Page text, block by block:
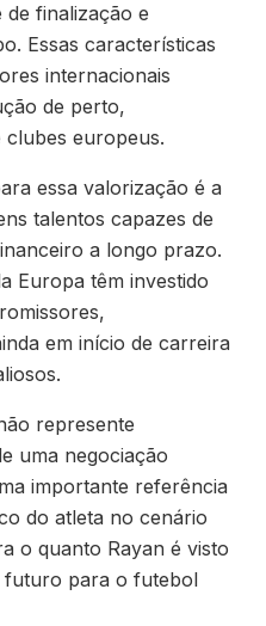
de finalização e
Essas características
internacionais
de perto,
clubes europeus.
essa valorização é a
talentos capazes de
a longo prazo.
Europa têm investido
em início de carreira
represente
uma negociação
importante referência
do atleta no cenário
o quanto Rayan é visto
futuro para o futebol